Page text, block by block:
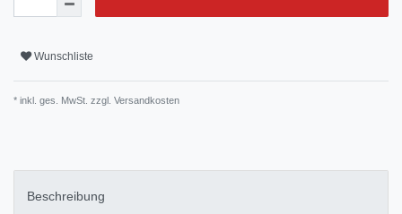
Wunschliste
* inkl. ges. MwSt. zzgl. Versandkosten
Beschreibung